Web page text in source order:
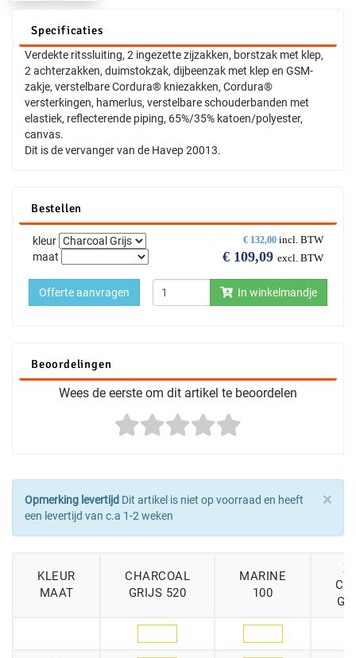
Specificaties
Verdekte ritssluiting, 2 ingezette zijzakken, borstzak met klep,
2 achterzakken, duimstokzak, dijbeenzak met klep en GSM-
zakje, verstelbare Cordura® kniezakken, Cordura®
versterkingen, hamerlus, verstelbare schouderbanden met
elastiek, reflecterende piping, 65%/35% katoen/polyester,
canvas.
Dit is de vervanger van de Havep 20013.
Bestellen
€ 132,00 incl. BTW
€ 109,09 excl. BTW
kleur
maat
In winkelmandje
Offerte aanvragen
Beoordelingen
Wees de eerste om dit artikel te beoordelen
×
Opmerking levertijd Dit artikel is niet op voorraad en heeft
een levertijd van c.a 1-2 weken
KLEUR
MAAT
CHARCOAL
GRIJS 520
MARINE
100